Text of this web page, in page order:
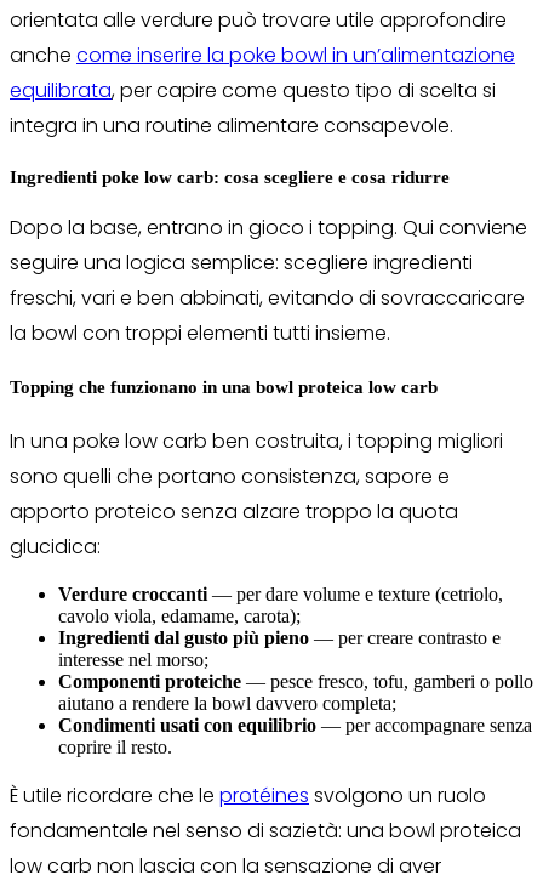
orientata alle verdure può trovare utile approfondire
anche come inserire la poke bowl in un’alimentazione
equilibrata, per capire come questo tipo di scelta si
integra in una routine alimentare consapevole.
Ingredienti poke low carb: cosa scegliere e cosa ridurre
Dopo la base, entrano in gioco i topping. Qui conviene
seguire una logica semplice: scegliere ingredienti
freschi, vari e ben abbinati, evitando di sovraccaricare
la bowl con troppi elementi tutti insieme.
Topping che funzionano in una bowl proteica low carb
In una poke low carb ben costruita, i topping migliori
sono quelli che portano consistenza, sapore e
apporto proteico senza alzare troppo la quota
glucidica:
Verdure croccanti — per dare volume e texture (cetriolo,
cavolo viola, edamame, carota);
Ingredienti dal gusto più pieno — per creare contrasto e
interesse nel morso;
Componenti proteiche — pesce fresco, tofu, gamberi o pollo
aiutano a rendere la bowl davvero completa;
Condimenti usati con equilibrio — per accompagnare senza
coprire il resto.
È utile ricordare che le protéines svolgono un ruolo
fondamentale nel senso di sazietà: una bowl proteica
low carb non lascia con la sensazione di aver